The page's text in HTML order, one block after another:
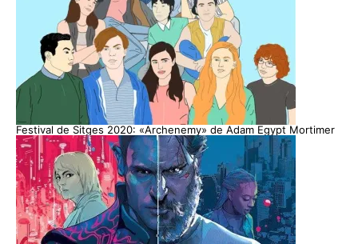
Festival de Sitges 2020: «Archenemy» de Adam Egypt Mortimer